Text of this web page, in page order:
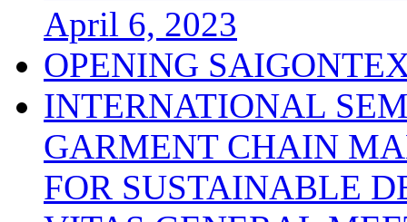
April 6, 2023
OPENING
INTERNATIONAL
GARMENT CHAIN
FOR SUSTAINABLE